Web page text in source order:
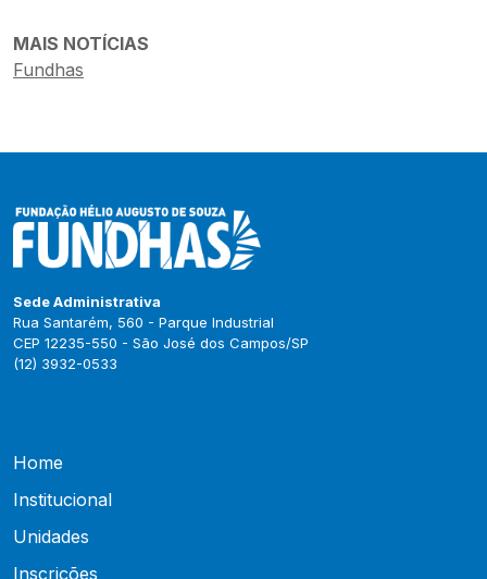
MAIS NOTÍCIAS
Fundhas
Sede Administrativa
Rua Santarém, 560 - Parque Industrial
CEP 12235-550 - São José dos Campos/SP
(12) 3932-0533
Home
Institucional
Unidades
Inscrições